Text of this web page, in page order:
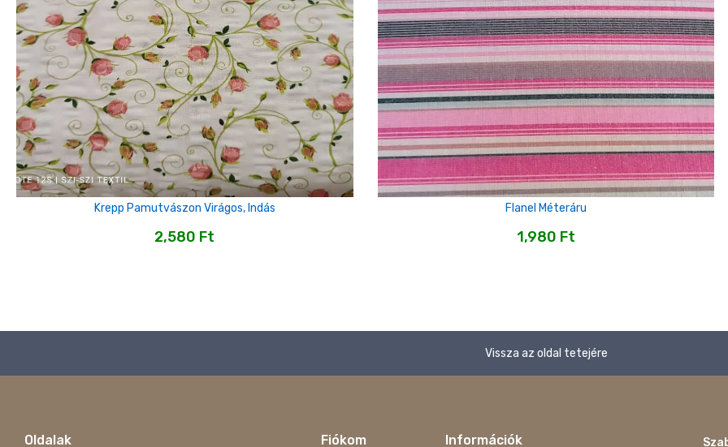
Krepp Pamutvászon Virágos, Indás
2,580 Ft
Flanel Méteráru
1,980 Ft
Vissza az oldal tetejére
Oldalak Fiókom Információk